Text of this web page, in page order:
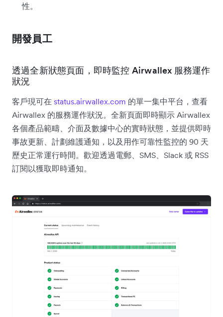
性。
開發員工
透過全新狀態頁面，即時監控 Airwallex 服務運作
狀況
客戶現可在 status.airwallex.com 的單一集中平台，查看
Airwallex 的服務運作狀況。全新頁面即時顯示 Airwallex
各個產品範疇、介面及數據中心的實時狀態，並提供即時
事故更新、計劃維護通知，以及用作可靠性監控的 90 天
歷史正常運行時間。歡迎透過電郵、SMS、Slack 或 RSS
訂閱以獲取即時通知。